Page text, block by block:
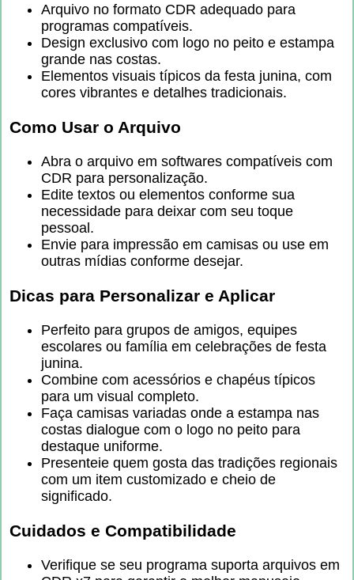
Arquivo no formato CDR adequado para
programas compatíveis.
Design exclusivo com logo no peito e estampa
grande nas costas.
Elementos visuais típicos da festa junina, com
cores vibrantes e detalhes tradicionais.
Como Usar o Arquivo
Abra o arquivo em softwares compatíveis com
CDR para personalização.
Edite textos ou elementos conforme sua
necessidade para deixar com seu toque
pessoal.
Envie para impressão em camisas ou use em
outras mídias conforme desejar.
Dicas para Personalizar e Aplicar
Perfeito para grupos de amigos, equipes
escolares ou família em celebrações de festa
junina.
Combine com acessórios e chapéus típicos
para um visual completo.
Faça camisas variadas onde a estampa nas
costas dialogue com o logo no peito para
destaque uniforme.
Presenteie quem gosta das tradições regionais
com um item customizado e cheio de
significado.
Cuidados e Compatibilidade
Verifique se seu programa suporta arquivos em